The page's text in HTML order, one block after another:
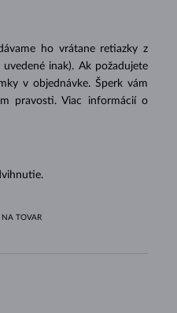
ho vrátane retiazky z
inak). Ak požadujete
v objednávke. Šperk vám
pravosti. Viac informácií o
NA TOVAR